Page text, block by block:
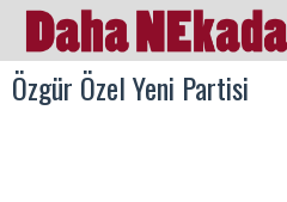
Özgür Özel Yeni Partisi